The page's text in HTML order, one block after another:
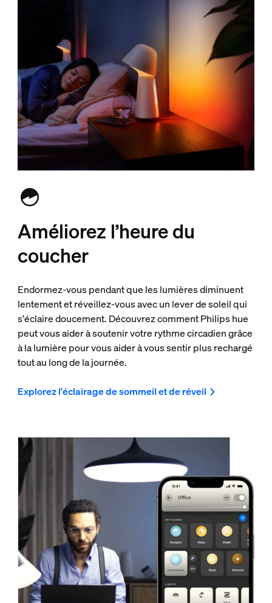
Améliorez l’heure du
coucher
Endormez-vous pendant que les lumières diminuent
lentement et réveillez-vous avec un lever de soleil qui
s'éclaire doucement. Découvrez comment Philips hue
peut vous aider à soutenir votre rythme circadien grâce
à la lumière pour vous aider à vous sentir plus rechargé
tout au long de la journée.
Explorez l'éclairage de sommeil et de réveil